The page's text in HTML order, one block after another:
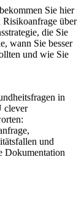
Sie hier
Risikoanfrage über
die Sie
wann Sie besser
und wie Sie